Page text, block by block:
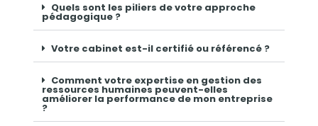
Quels sont les piliers de votre approche
pédagogique ?
Votre cabinet est-il certifié ou référencé ?
Comment votre expertise en gestion des
ressources humaines peuvent-elles
améliorer la performance de mon entreprise
?